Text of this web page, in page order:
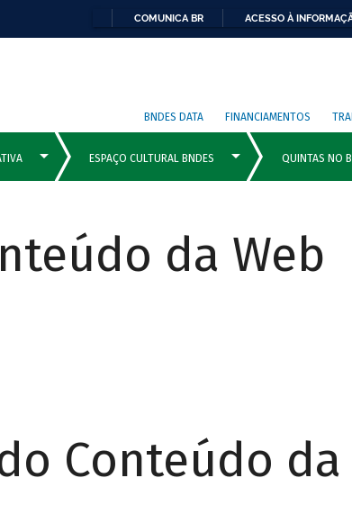
COMUNICA BR ACESSO À
BNDES DATA FINANCIAMENTOS
da Web
Conteúdo da